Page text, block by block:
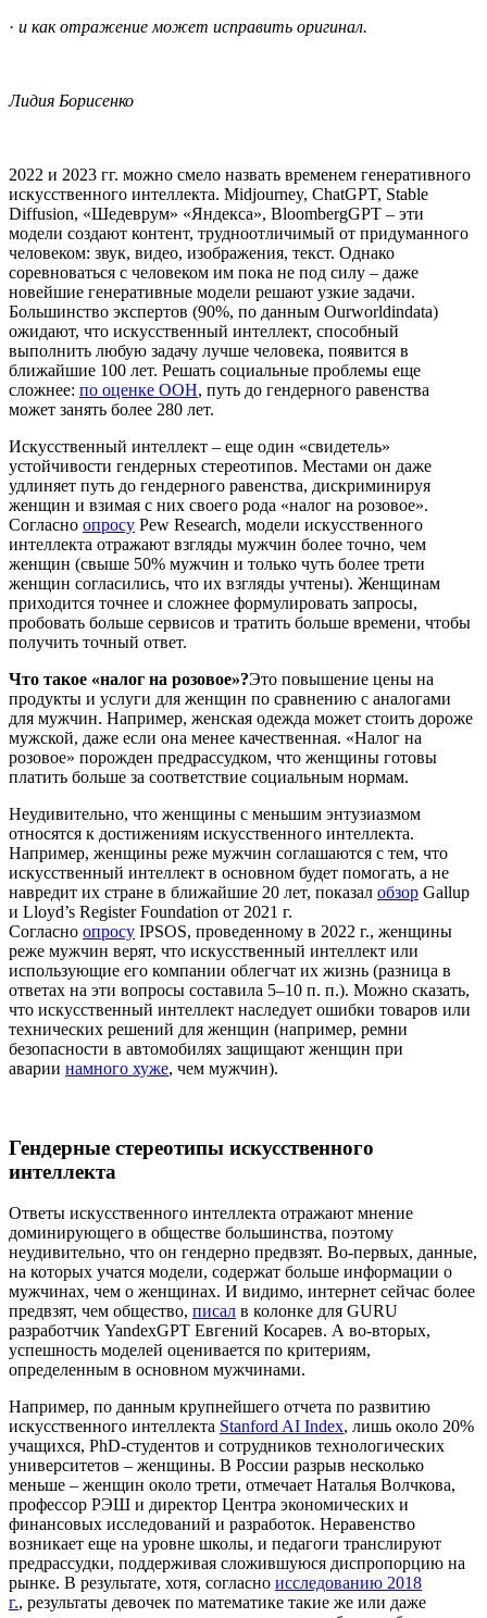
· и как отражение может исправить оригинал.
Лидия Борисенко
2022 и 2023 гг. можно смело назвать временем генеративного
искусственного интеллекта. Midjourney, ChatGPT, Stable
Diffusion, «Шедеврум» «Яндекса», BloombergGPT – эти
модели создают контент, трудноотличимый от придуманного
человеком: звук, видео, изображения, текст. Однако
соревноваться с человеком им пока не под силу – даже
новейшие генеративные модели решают узкие задачи.
Большинство экспертов (90%, по данным Ourworldindata)
ожидают, что искусственный интеллект, способный
выполнить любую задачу лучше человека, появится в
ближайшие 100 лет. Решать социальные проблемы еще
сложнее: по оценке ООН, путь до гендерного равенства
может занять более 280 лет.
Искусственный интеллект – еще один «свидетель»
устойчивости гендерных стереотипов. Местами он даже
удлиняет путь до гендерного равенства, дискриминируя
женщин и взимая с них своего рода «налог на розовое».
Согласно опросу Pew Research, модели искусственного
интеллекта отражают взгляды мужчин более точно, чем
женщин (свыше 50% мужчин и только чуть более трети
женщин согласились, что их взгляды учтены). Женщинам
приходится точнее и сложнее формулировать запросы,
пробовать больше сервисов и тратить больше времени, чтобы
получить точный ответ.
Что такое «налог на розовое»?Это повышение цены на
продукты и услуги для женщин по сравнению с аналогами
для мужчин. Например, женская одежда может стоить дороже
мужской, даже если она менее качественная. «Налог на
розовое» порожден предрассудком, что женщины готовы
платить больше за соответствие социальным нормам.
Неудивительно, что женщины с меньшим энтузиазмом
относятся к достижениям искусственного интеллекта.
Например, женщины реже мужчин соглашаются с тем, что
искусственный интеллект в основном будет помогать, а не
навредит их стране в ближайшие 20 лет, показал обзор Gallup
и Lloyd’s Register Foundation от 2021 г.
Согласно опросу IPSOS, проведенному в 2022 г., женщины
реже мужчин верят, что искусственный интеллект или
использующие его компании облегчат их жизнь (разница в
ответах на эти вопросы составила 5–10 п. п.). Можно сказать,
что искусственный интеллект наследует ошибки товаров или
технических решений для женщин (например, ремни
безопасности в автомобилях защищают женщин при
аварии намного хуже, чем мужчин).
Гендерные стереотипы искусственного
интеллекта
Ответы искусственного интеллекта отражают мнение
доминирующего в обществе большинства, поэтому
неудивительно, что он гендерно предвзят. Во-первых, данные,
на которых учатся модели, содержат больше информации о
мужчинах, чем о женщинах. И видимо, интернет сейчас более
предвзят, чем общество, писал в колонке для GURU
разработчик YandexGPT Евгений Косарев. А во-вторых,
успешность моделей оценивается по критериям,
определенным в основном мужчинами.
Например, по данным крупнейшего отчета по развитию
искусственного интеллекта Stanford AI Index, лишь около 20%
учащихся, PhD-студентов и сотрудников технологических
университетов – женщины. В России разрыв несколько
меньше – женщин около трети, отмечает Наталья Волчкова,
профессор РЭШ и директор Центра экономических и
финансовых исследований и разработок. Неравенство
возникает еще на уровне школы, и педагоги транслируют
предрассудки, поддерживая сложившуюся диспропорцию на
рынке. В результате, хотя, согласно исследованию 2018
г., результаты девочек по математике такие же или даже